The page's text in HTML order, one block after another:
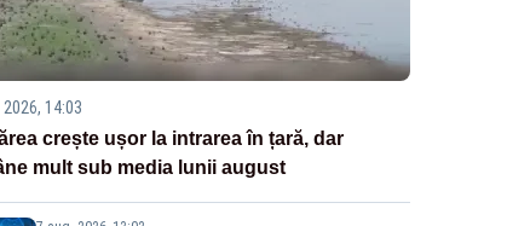
2026, 14:03
crește ușor la intrarea în țară, dar
mult sub media lunii august